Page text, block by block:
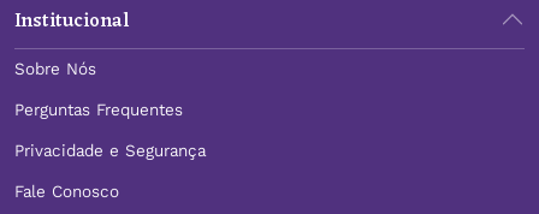
Institucional
Sobre Nós
Perguntas Frequentes
Privacidade e Segurança
Fale Conosco